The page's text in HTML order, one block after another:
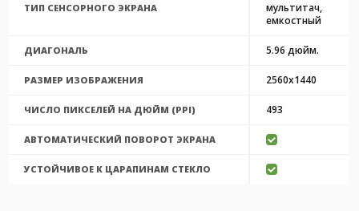
ТИП СЕНСОРНОГО ЭКРАНА
мультитач,
емкостный
ДИАГОНАЛЬ 5.96 дюйм.
РАЗМЕР ИЗОБРАЖЕНИЯ 2560x1440
ЧИСЛО ПИКСЕЛЕЙ НА ДЮЙМ (PPI) 493
АВТОМАТИЧЕСКИЙ ПОВОРОТ ЭКРАНА
УСТОЙЧИВОЕ К ЦАРАПИНАМ СТЕКЛО